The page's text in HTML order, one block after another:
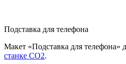
Подставка для телефона
Макет «Подставка для телефона»
станке СО2.